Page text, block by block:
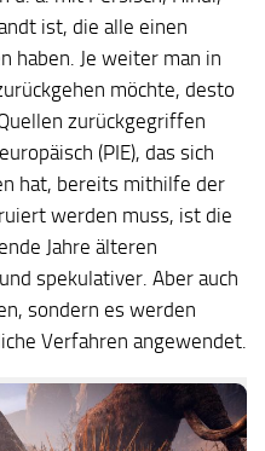
ist, die alle einen
haben. Je weiter man in
möchte, desto
zurückgegriffen
(PIE), das sich
hat, bereits mithilfe der
werden muss, ist die
Jahre älteren
spekulativer. Aber auch
sondern es werden
Verfahren angewendet.